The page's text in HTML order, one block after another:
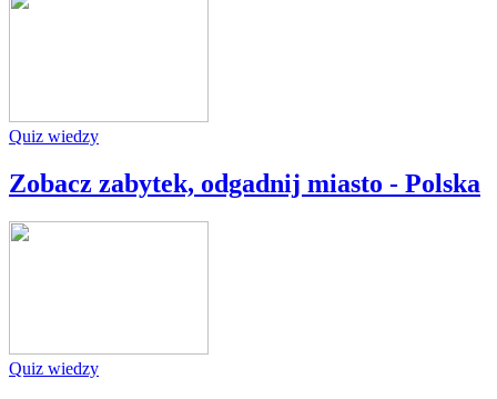
Quiz wiedzy
Zobacz zabytek, odgadnij miasto - Polska
Quiz wiedzy